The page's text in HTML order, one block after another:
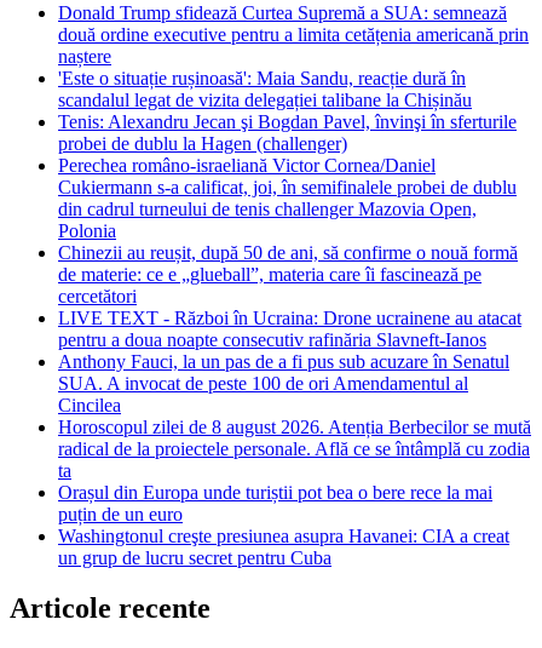
Donald Trump sfidează Curtea Supremă a SUA: semnează
două ordine executive pentru a limita cetățenia americană prin
naștere
'Este o situație rușinoasă': Maia Sandu, reacție dură în
scandalul legat de vizita delegației talibane la Chișinău
Tenis: Alexandru Jecan şi Bogdan Pavel, învinşi în sferturile
probei de dublu la Hagen (challenger)
Perechea româno-israeliană Victor Cornea/Daniel
Cukiermann s-a calificat, joi, în semifinalele probei de dublu
din cadrul turneului de tenis challenger Mazovia Open,
Polonia
Chinezii au reușit, după 50 de ani, să confirme o nouă formă
de materie: ce e „glueball”, materia care îi fascinează pe
cercetători
LIVE TEXT - Război în Ucraina: Drone ucrainene au atacat
pentru a doua noapte consecutiv rafinăria Slavneft-Ianos
Anthony Fauci, la un pas de a fi pus sub acuzare în Senatul
SUA. A invocat de peste 100 de ori Amendamentul al
Cincilea
Horoscopul zilei de 8 august 2026. Atenția Berbecilor se mută
radical de la proiectele personale. Află ce se întâmplă cu zodia
ta
Orașul din Europa unde turiștii pot bea o bere rece la mai
puțin de un euro
Washingtonul creşte presiunea asupra Havanei: CIA a creat
un grup de lucru secret pentru Cuba
Articole recente